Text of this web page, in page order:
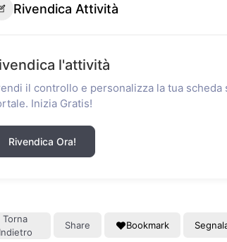
Rivendica Attività
l'attività
il controllo e personalizza la tua scheda
Inizia Gratis!
Rivendica Ora!
Torna
Indietro
Share Bookmark